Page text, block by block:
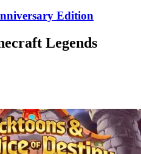
Edition
Legends